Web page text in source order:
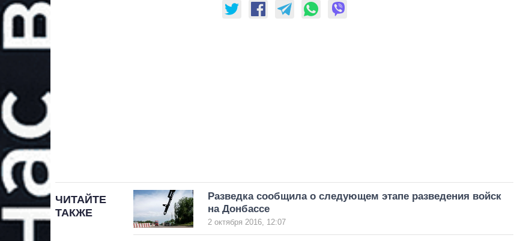
ЧИТАЙТЕ
ТАКЖЕ
Разведка сообщила о следующем этапе разведения войск
на Донбассе
2 октября 2016, 12:07